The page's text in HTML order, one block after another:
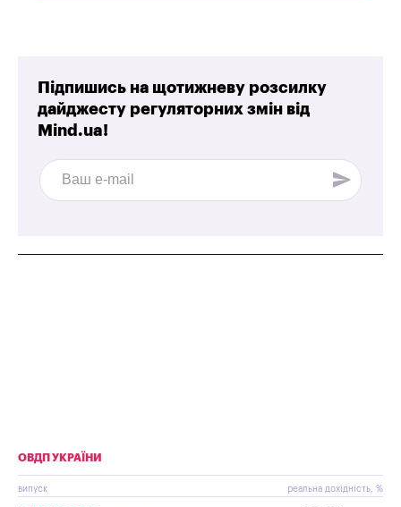
Підпишись на щотижневу розсилку
дайджесту регуляторних змін від
Mind.ua!
ОВДП УКРАЇНИ
випуск реальна дохідність, %